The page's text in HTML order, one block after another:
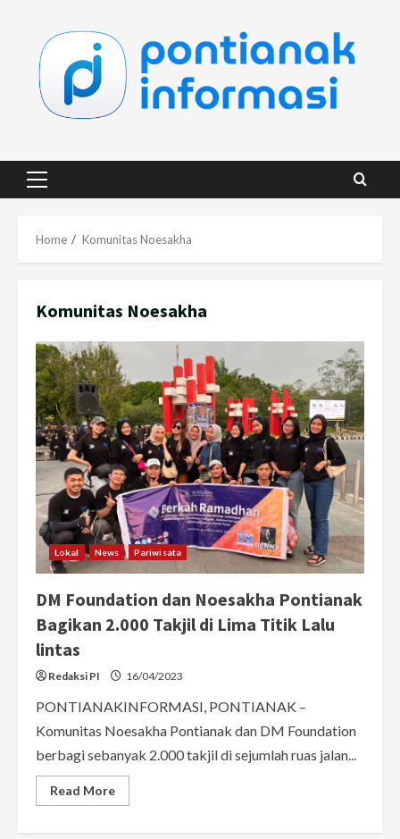
content
Primary
Home Komunitas Noesakha
Komunitas Noesakha
Lokal News Pariwisata
DM Foundation dan Noesakha Pontianak
Bagikan 2.000 Takjil di Lima Titik Lalu
lintas
Redaksi PI 16/04/2023
PONTIANAKINFORMASI, PONTIANAK –
Komunitas Noesakha Pontianak dan DM Foundation
berbagi sebanyak 2.000 takjil di sejumlah ruas jalan...
Read MoreRead
more